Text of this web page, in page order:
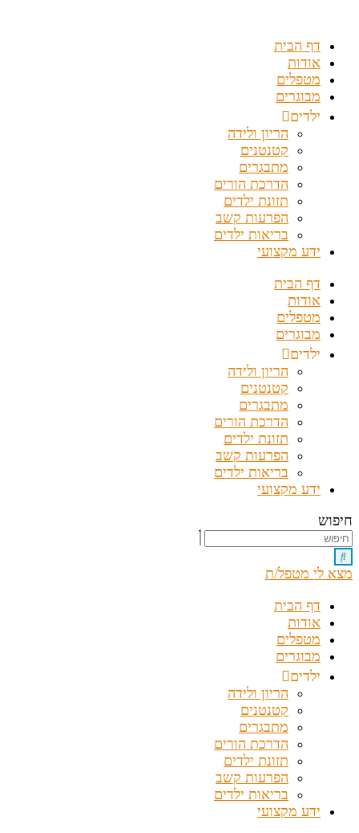
דף הבית
אודות
מטפלים
מבוגרים
ילדים
הריון ולידה
קטנטנים
מתבגרים
הדרכת הורים
תזונת ילדים
הפרעות קשב
בריאות ילדים
ידע מקצועי
דף הבית
אודות
מטפלים
מבוגרים
ילדים
הריון ולידה
קטנטנים
מתבגרים
הדרכת הורים
תזונת ילדים
הפרעות קשב
בריאות ילדים
ידע מקצועי
חיפוש
מצא לי מטפל/ת
דף הבית
אודות
מטפלים
מבוגרים
ילדים
הריון ולידה
קטנטנים
מתבגרים
הדרכת הורים
תזונת ילדים
הפרעות קשב
בריאות ילדים
ידע מקצועי